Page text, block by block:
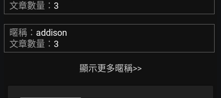
文章數量： 3
暱稱： addison
文章數量： 3
顯示更多暱稱>>